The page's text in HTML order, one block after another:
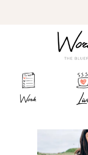
Work